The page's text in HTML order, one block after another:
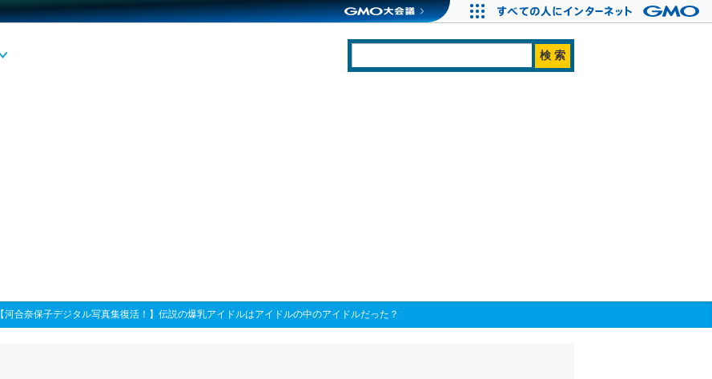
【河合奈保子デジタル写真集復活！】伝説の爆乳アイドルはアイドルの中のアイドルだった？